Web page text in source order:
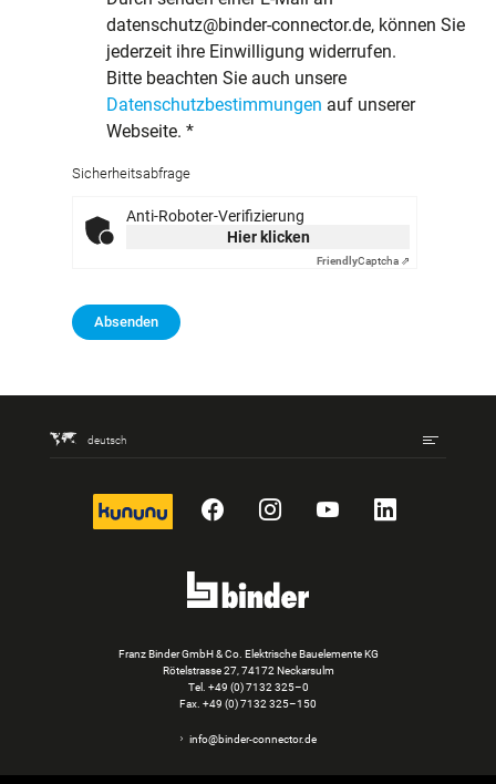
datenschutz@binder-connector.de, können Sie
jederzeit ihre Einwilligung widerrufen.
Bitte beachten Sie auch unsere
Datenschutzbestimmungen auf unserer
Webseite. *
Sicherheitsabfrage
Anti-Roboter-Verifizierung
Hier klicken
FriendlyCaptcha ⇗
Absenden
deutsch
kununu FacebookInstagram
YouTubeLinkedIn
Franz Binder GmbH & Co. Elektrische Bauelemente KG
Rötelstrasse 27, 74172 Neckarsulm
Tel. +49 (0) 7132 325–0
Fax. +49 (0) 7132 325–150
info@binder-connector.de